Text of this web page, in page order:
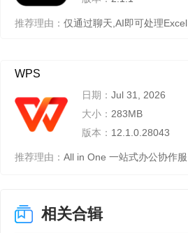
推荐理由： 仅通过聊天,AI即可处理Excel和数据分析
WPS
日期： Jul 31, 2026
大小： 283MB
版本： 12.1.0.28043
推荐理由： All in One 一站式办公协作服务平台
相关合辑